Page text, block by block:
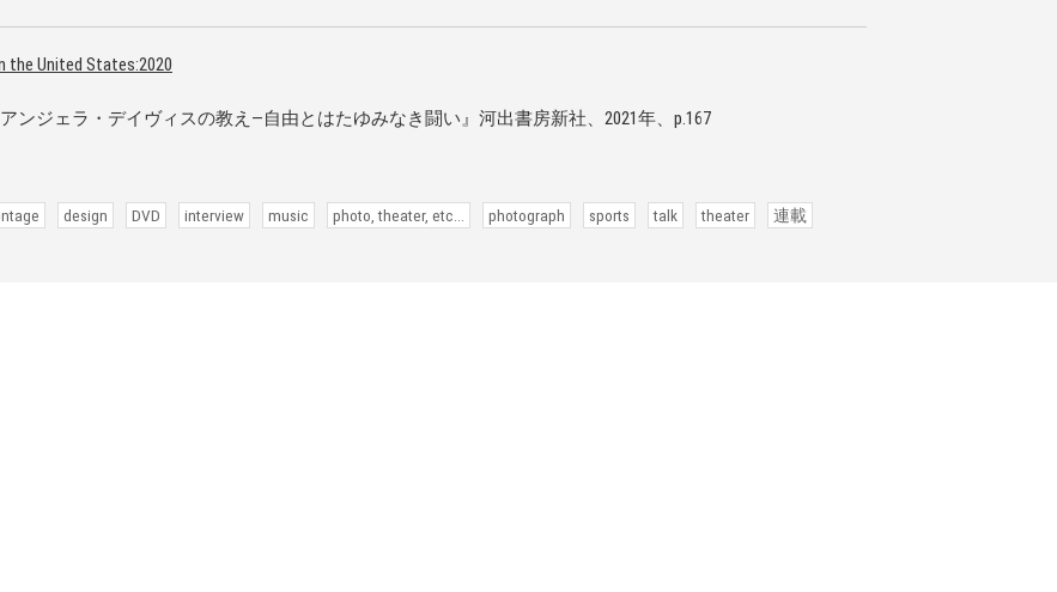
the United States:2020
ンジェラ・デイヴィスの教え―自由とはたゆみなき闘い』河出書房新社、2021年、p.167
design DVD interview music photo, theater, etc... photograph sports talk theater 連載